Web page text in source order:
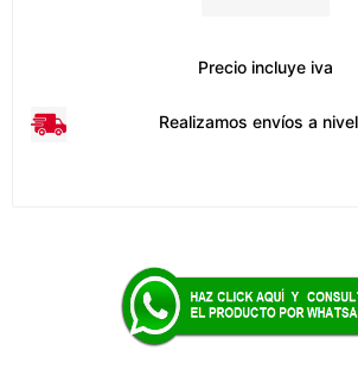
Precio incluye iva
Realizamos envíos a